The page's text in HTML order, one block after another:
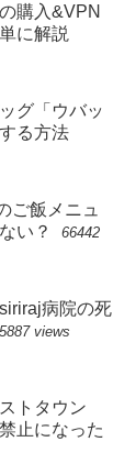
購入&VPN
に解説
グ「ウバッ
る方法
ご飯メニュ
い？
66442
病院の死
views
トタウン
止になった